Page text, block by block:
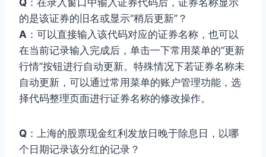
的是该证券的旧名或显示“稍后更新”？
A ：可以直接输入该代码对应的证券名称，也可以
在当前记录输入完成后，单击一下常用菜单的“更新
行情”按钮进行自动更新。特殊情况下若证券名称未
自动更新，可以通过常用菜单的账户管理功能，选
择代码整理页面进行证券名称的修改操作。
Q ：上海的股票现金红利发放日晚于除息日，以哪
个日期记录该分红的记录？